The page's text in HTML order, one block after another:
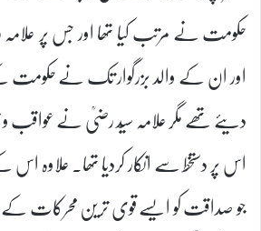
حکومت نے مرتب کیا تھا اور جس پر
اور ان کے والد بزرگوار تک نے حکومت کے
دیئے تھے مگر علامہ سیّد رضیؒ نے عواقب
اس پر دستخط سے انکار کردیا تھا۔ علاوہ
جو صداقت کو ایسے قوی ترین محرکات